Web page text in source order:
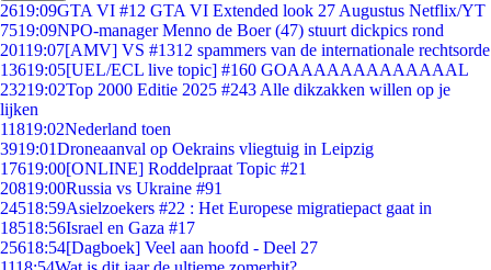
2619:09GTA VI #12 GTA VI Extended look 27 Augustus Netflix/YT
7519:09NPO-manager Menno de Boer (47) stuurt dickpics rond
20119:07[AMV] VS #1312 spammers van de internationale rechtsorde
13619:05[UEL/ECL live topic] #160 GOAAAAAAAAAAAAAL
23219:02Top 2000 Editie 2025 #243 Alle dikzakken willen op je
lijken
11819:02Nederland toen
3919:01Droneaanval op Oekrains vliegtuig in Leipzig
17619:00[ONLINE] Roddelpraat Topic #21
20819:00Russia vs Ukraine #91
24518:59Asielzoekers #22 : Het Europese migratiepact gaat in
18518:56Israel en Gaza #17
25618:54[Dagboek] Veel aan hoofd - Deel 27